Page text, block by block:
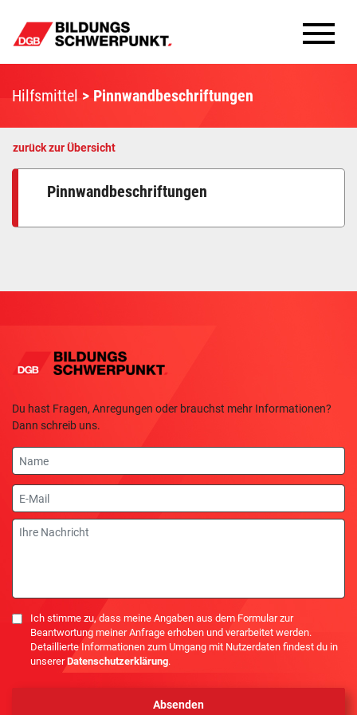
Bildungsschwerpunkte
Infomaterial
Methoden
Hilfsmittel Pinnwandbeschriftungen
zurück zur Übersicht
Pinnwandbeschriftungen
Du hast Fragen, Anregungen oder brauchst mehr Informationen?
Dann schreib uns.
Name
E-
Mail
Nachricht
Einwilligung
Ich stimme zu, dass meine Angaben aus dem Formular zur
Beantwortung meiner Anfrage erhoben und verarbeitet werden.
Detaillierte Informationen zum Umgang mit Nutzerdaten findest du in
unsererDatenschutzerklärung.